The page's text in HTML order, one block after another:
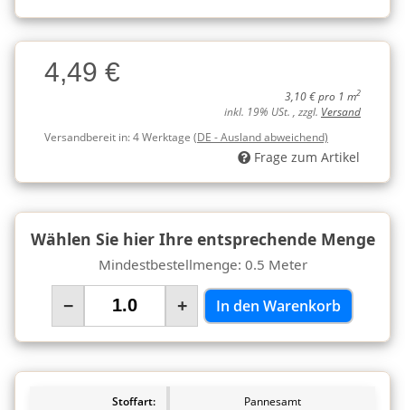
Charge
Charge4,49 €
3,10 € pro 1 m2
inkl. 19% USt. , zzgl. Versand
Versandbereit in:4 Werktage (DE - Ausland abweichend)
Frage zum Artikel
Wählen Sie hier Ihre entsprechende Menge
Mindestbestellmenge: 0.5 Meter
− + In den Warenkorb
Stoffart:
Pannesamt